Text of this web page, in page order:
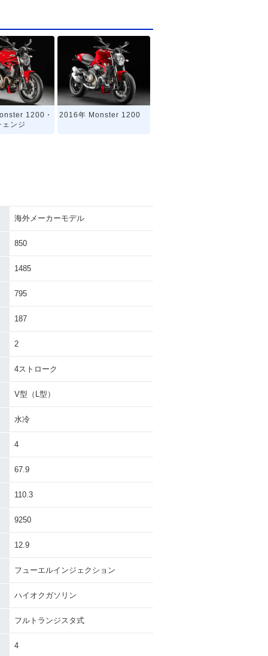
1200・
ェンジ
2016年 Monster 1200
海外メーカーモデル
850
1485
795
187
2
4ストローク
V型（L型）
水冷
4
67.9
110.3
9250
12.9
フューエルインジェクション
ハイオクガソリン
フルトランジスタ式
4